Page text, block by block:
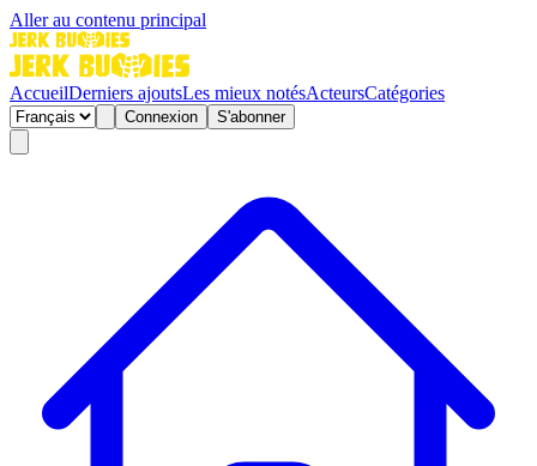
Aller au contenu principal
AccueilDerniers ajoutsLes mieux notésActeursCatégories
Connexion S'abonner